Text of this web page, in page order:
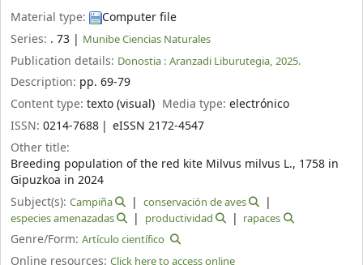
Material type:
Computer file
Series: . 73 | Munibe Ciencias Naturales
Publication details: Donostia : Aranzadi Liburutegia, 2025.
Description: pp. 69-79
Content type: texto (visual) Media type:electrónico
ISSN: 0214-7688
eISSN 2172-4547
Other title:
Breeding population of the red kite Milvus milvus L., 1758 in
Gipuzkoa in 2024
Subject(s): Campiña
conservación de aves
especies amenazadas
productividad rapaces
Genre/Form: Artículo científico
Online resources: Click here to access online